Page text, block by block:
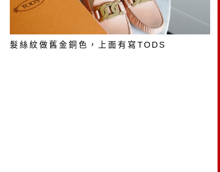
髮絲紋做舊金銅色，上面有寫TODS